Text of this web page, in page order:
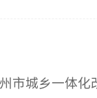
市城乡一体